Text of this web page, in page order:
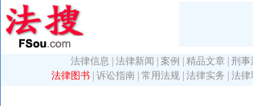
法律信息 法律新闻 案例 精品文章 刑事
法律图书 诉讼指南 常用法规 法律实务 法律